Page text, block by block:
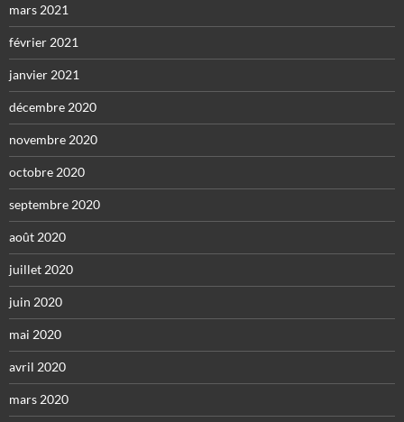
mars 2021
février 2021
janvier 2021
décembre 2020
novembre 2020
octobre 2020
septembre 2020
août 2020
juillet 2020
juin 2020
mai 2020
avril 2020
mars 2020